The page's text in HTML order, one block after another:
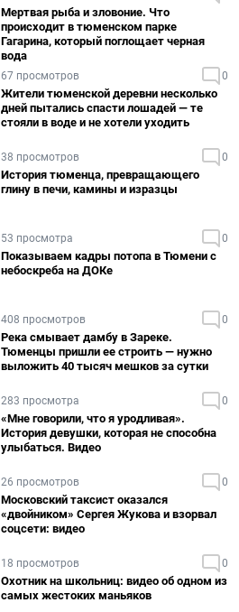
Мертвая рыба и зловоние. Что
происходит в тюменском парке
Гагарина, который поглощает черная
вода
67 просмотров 0
Жители тюменской деревни несколько
дней пытались спасти лошадей — те
стояли в воде и не хотели уходить
38 просмотров 0
История тюменца, превращающего
глину в печи, камины и изразцы
53 просмотра 0
Показываем кадры потопа в Тюмени с
небоскреба на ДОКе
408 просмотров 0
Река смывает дамбу в Зареке.
Тюменцы пришли ее строить — нужно
выложить 40 тысяч мешков за сутки
283 просмотра 0
«Мне говорили, что я уродливая».
История девушки, которая не способна
улыбаться. Видео
26 просмотров 0
Московский таксист оказался
«двойником» Сергея Жукова и взорвал
соцсети: видео
18 просмотров 0
Охотник на школьниц: видео об одном из
самых жестоких маньяков